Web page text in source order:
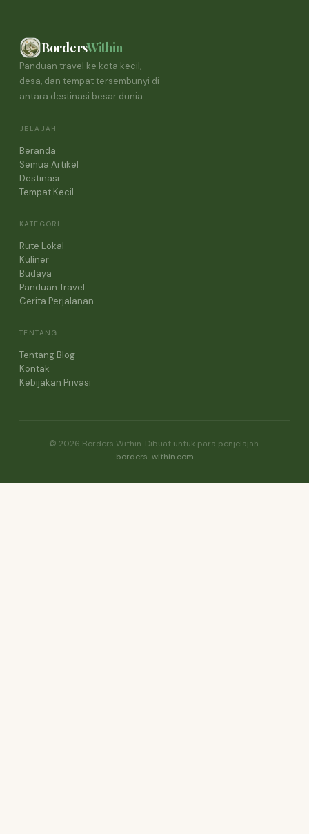
BordersWithin
Panduan travel ke kota kecil,
desa, dan tempat tersembunyi di
antara destinasi besar dunia.
JELAJAH
Beranda
Semua Artikel
Destinasi
Tempat Kecil
KATEGORI
Rute Lokal
Kuliner
Budaya
Panduan Travel
Cerita Perjalanan
TENTANG
Tentang Blog
Kontak
Kebijakan Privasi
© 2026 Borders Within. Dibuat untuk para penjelajah.
borders-within.com